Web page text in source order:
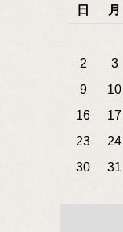
日
月
2
3
9
10
16
17
23
24
30
31